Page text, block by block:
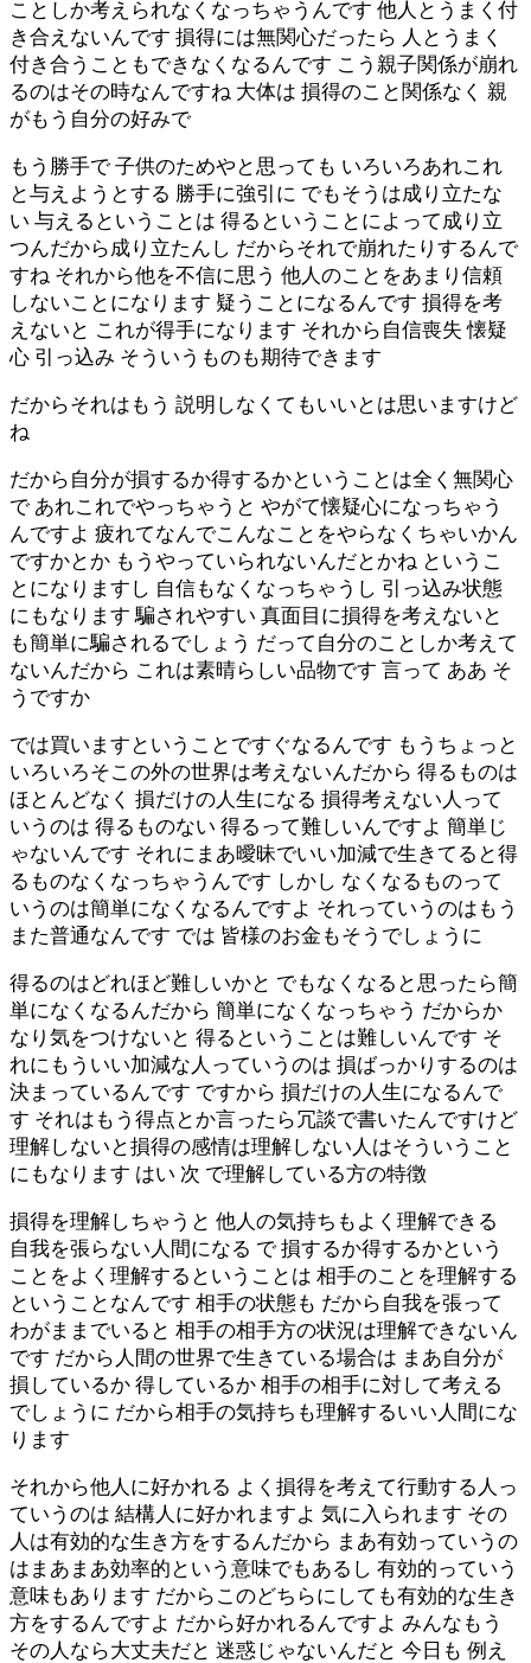
ことしか考えられなくなっちゃうんです 他人とうまく付
き合えないんです 損得には無関心だったら 人とうまく
付き合うこともできなくなるんです こう親子関係が崩れ
るのはその時なんですね 大体は 損得のこと関係なく 親
がもう自分の好みで
もう勝手で 子供のためやと思っても いろいろあれこれ
と与えようとする 勝手に強引に でもそうは成り立たな
い 与えるということは 得るということによって成り立
つんだから成り立たんし だからそれで崩れたりするんで
すね それから他を不信に思う 他人のことをあまり信頼
しないことになります 疑うことになるんです 損得を考
えないと これが得手になります それから自信喪失 懐疑
心 引っ込み そういうものも期待できます
だからそれはもう 説明しなくてもいいとは思いますけど
ね
だから自分が損するか得するかということは全く無関心
で あれこれでやっちゃうと やがて懐疑心になっちゃう
んですよ 疲れてなんでこんなことをやらなくちゃいかん
ですかとか もうやっていられないんだとかね というこ
とになりますし 自信もなくなっちゃうし 引っ込み状態
にもなります 騙されやすい 真面目に損得を考えないと
も簡単に騙されるでしょう だって自分のことしか考えて
ないんだから これは素晴らしい品物です 言って ああ そ
うですか
では買いますということですぐなるんです もうちょっと
いろいろそこの外の世界は考えないんだから 得るものは
ほとんどなく 損だけの人生になる 損得考えない人って
いうのは 得るものない 得るって難しいんですよ 簡単じ
ゃないんです それにまあ曖昧でいい加減で生きてると得
るものなくなっちゃうんです しかし なくなるものって
いうのは簡単になくなるんですよ それっていうのはもう
また普通なんです では 皆様のお金もそうでしょうに
得るのはどれほど難しいかと でもなくなると思ったら簡
単になくなるんだから 簡単になくなっちゃう だからか
なり気をつけないと 得るということは難しいんです そ
れにもういい加減な人っていうのは 損ばっかりするのは
決まっているんです ですから 損だけの人生になるんで
す それはもう得点とか言ったら冗談で書いたんですけど
理解しないと損得の感情は理解しない人はそういうこと
にもなります はい 次 で理解している方の特徴
損得を理解しちゃうと 他人の気持ちもよく理解できる
自我を張らない人間になる で 損するか得するかという
ことをよく理解するということは 相手のことを理解する
ということなんです 相手の状態も だから自我を張って
わがままでいると 相手の相手方の状況は理解できないん
です だから人間の世界で生きている場合は まあ自分が
損しているか 得しているか 相手の相手に対して考える
でしょうに だから相手の気持ちも理解するいい人間にな
ります
それから他人に好かれる よく損得を考えて行動する人っ
ていうのは 結構人に好かれますよ 気に入られます その
人は有効的な生き方をするんだから まあ有効っていうの
はまあまあ効率的という意味でもあるし 有効的っていう
意味もあります だからこのどちらにしても有効的な生き
方をするんですよ だから好かれるんですよ みんなもう
その人なら大丈夫だと 迷惑じゃないんだと 今日も 例え